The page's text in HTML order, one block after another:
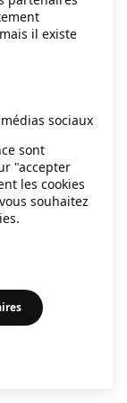
il existe
sociaux
sont
"accepter
les cookies
souhaitez